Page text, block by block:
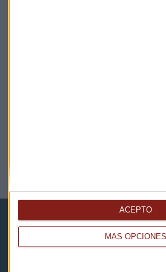
MÁS OPCIONES
ACEPTO
NOTICIAS RELACIONADAS